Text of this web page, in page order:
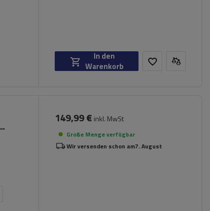
In den
Warenkorb
149,99 € inkl. MwSt
Große Menge verfügbar
Wir versenden schon am7. August